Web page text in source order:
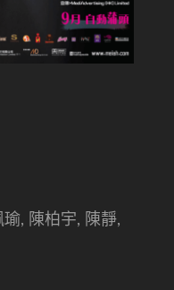
, 陳柏宇, 陳靜,